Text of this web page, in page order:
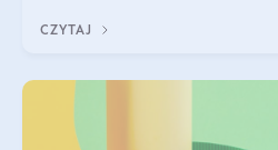
CZYTAJ